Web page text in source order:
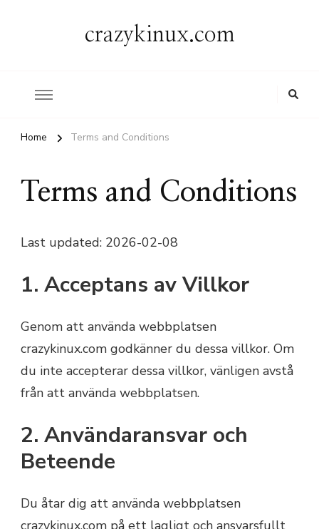
crazykinux.com
Home Terms and Conditions
Terms and Conditions
Last updated: 2026-02-08
1. Acceptans av Villkor
Genom att använda webbplatsen
crazykinux.com godkänner du dessa villkor. Om
du inte accepterar dessa villkor, vänligen avstå
från att använda webbplatsen.
2. Användaransvar och
Beteende
Du åtar dig att använda webbplatsen
crazykinux.com på ett lagligt och ansvarsfullt